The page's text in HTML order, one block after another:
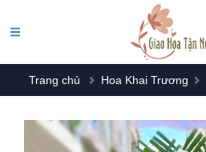
Trang chủ Hoa Khai Trương